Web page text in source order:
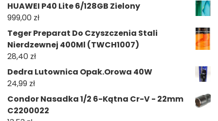
HUAWEI P40 Lite 6/128GB Zielony
999,00 zł
Teger Preparat Do Czyszczenia Stali
Nierdzewnej 400Ml (TWCH1007)
28,40 zł
Dedra Lutownica Opak.Orowa 40W
24,99 zł
Condor Nasadka 1/2 6-Kątna Cr-V - 22mm
C2200022